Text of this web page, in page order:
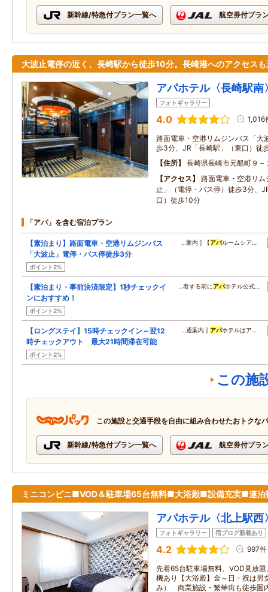
新幹線/特急付プラン一覧へ 航空券付プラ
大波止電停の近く、長崎駅から徒歩10分。長崎港へのアクセス
アパホテル〈長崎駅南
フォトギャラリー
4.0 1,016
路面電車・空港リムジンバス「大
歩3分、JR「長崎駅」（東口）徒
住所
長崎県長崎市元船町９－
アクセス
路面電車・空港リ
止」（電停・バス停）徒歩3分、
口）徒歩10分
「アパ」を含む宿泊プラン
【素泊まり】路面電車・空港リムジンバス
「大波止」電停・バス停徒歩3分
ポイント2%
…案内 ] 【アパルームシア…
【素泊まり・事前決済限定】1秒チェックイ
ンにおすすめ！
ポイント2%
…着する前にアパホテル公式…
【ロングステイ】15時チェックイン～翌12
時チェックアウト 最大21時間滞在可能
ポイント2%
…通案内 ] アパホテルはア…
この施
この施設と交通手段を自由に組み合わせたおトクな
新幹線/特急付プラン一覧へ 航空券付プラ
ミニコンビニ■VOD＆駐車場65台無料■大浴殿■設備充実■連泊
アパホテル〈北上駅西
フォトギャラリー 宿ブログ新着あり
4.2 997件
先着65台駐車場無料、VOD見放
機あり【大浴殿】金～日・祝は男
み） 商業施設・繁華街も徒歩圏